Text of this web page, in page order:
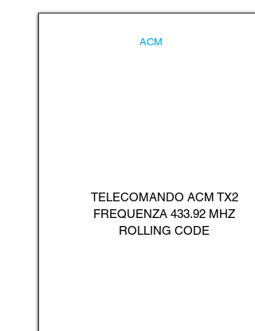
ACM
TELECOMANDO ACM TX2
FREQUENZA 433.92 MHZ
ROLLING CODE